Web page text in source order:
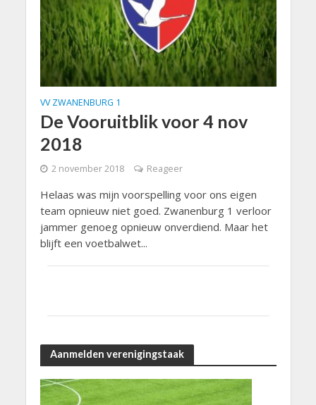
VV ZWANENBURG 1
De Vooruitblik voor 4 nov
2018
2 november 2018 Reageer
Helaas was mijn voorspelling voor ons eigen
team opnieuw niet goed. Zwanenburg 1 verloor
jammer genoeg opnieuw onverdiend. Maar het
blijft een voetbalwet...
Aanmelden verenigingstaak